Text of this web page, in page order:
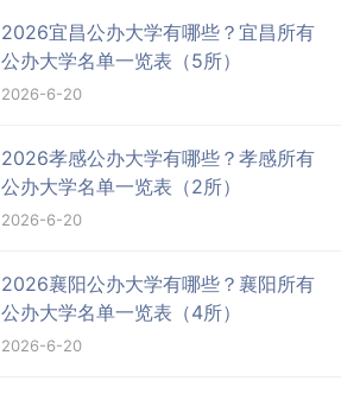
2026宜昌公办大学有哪些？宜昌所有
公办大学名单一览表（5所）
2026-6-20
2026孝感公办大学有哪些？孝感所有
公办大学名单一览表（2所）
2026-6-20
2026襄阳公办大学有哪些？襄阳所有
公办大学名单一览表（4所）
2026-6-20